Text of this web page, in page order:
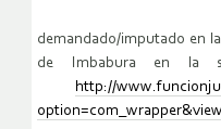
demandado/imputado en
de Imbabura en la
http://